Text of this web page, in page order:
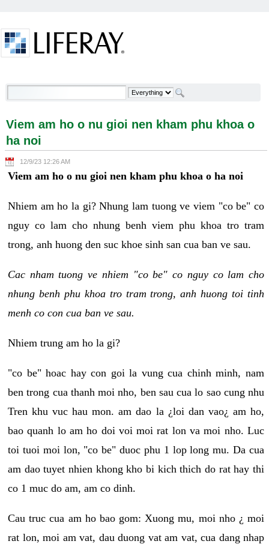
Viem am ho o nu gioi nen kham phu khoa o ha noi -
Viem am ho o nu gioi nen kham phu khoa o
ha noi
12/9/23 12:26 AM
Viem am ho o nu gioi nen kham phu khoa o ha noi
Nhiem am ho la gi? Nhung lam tuong ve viem "co be" co
nguy co lam cho nhung benh viem phu khoa tro tram
trong, anh huong den suc khoe sinh san cua ban ve sau.
Cac nham tuong ve nhiem "co be" co nguy co lam cho
nhung benh phu khoa tro tram trong, anh huong toi tinh
menh co con cua ban ve sau.
Nhiem trung am ho la gi?
"co be" hoac hay con goi la vung cua chinh minh, nam
ben trong cua thanh moi nho, ben sau cua lo sao cung nhu
Tren khu vuc hau mon. am dao la ¿loi dan vao¿ am ho,
bao quanh lo am ho doi voi moi rat lon va moi nho. Luc
toi tuoi moi lon, "co be" duoc phu 1 lop long mu. Da cua
am dao tuyet nhien khong kho bi kich thich do rat hay thi
co 1 muc do am, am co dinh.
Cau truc cua am ho bao gom: Xuong mu, moi nho ¿ moi
rat lon, moi am vat, dau duong vat am vat, cua dang nhap